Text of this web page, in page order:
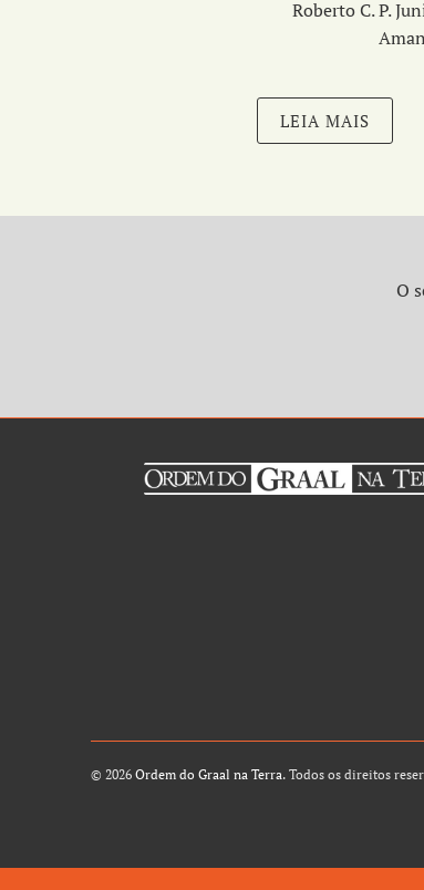
Roberto C. P.
LEIA MAIS
O
© 2026 Ordem do Graal na Terra. Todos os direitos